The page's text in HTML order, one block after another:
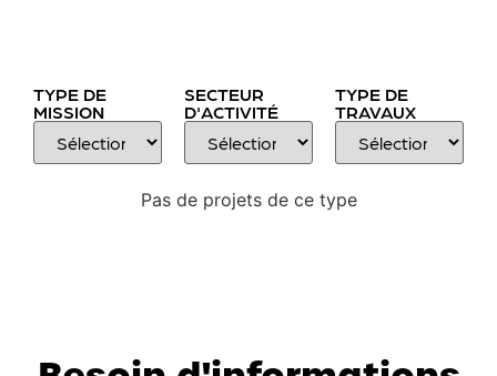
TYPE DE
MISSION
SECTEUR
D'ACTIVITÉ
TYPE DE
TRAVAUX
Pas de projets de ce type